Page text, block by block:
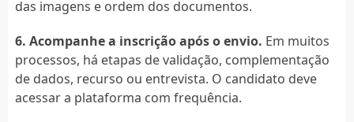
das imagens e ordem dos documentos.
6. Acompanhe a inscrição após o envio. Em muitos
processos, há etapas de validação, complementação
de dados, recurso ou entrevista. O candidato deve
acessar a plataforma com frequência.